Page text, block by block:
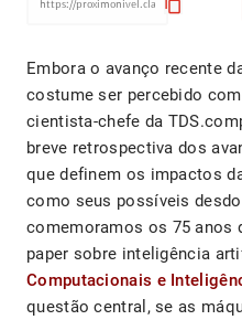
content_copy
Embora o avanço recente
costume ser percebido
cientista-chefe da
breve retrospectiva dos
que definem os impactos
como seus possíveis
comemoramos os 75 anos
paper sobre inteligência
Computacionais e
questão central, se as